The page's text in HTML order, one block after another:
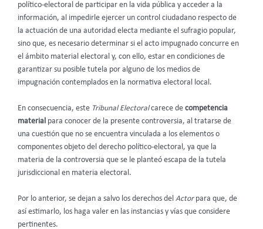
político-electoral de participar en la vida pública y acceder a la
información, al impedirle ejercer un control ciudadano respecto de
la actuación de una autoridad electa mediante el sufragio popular,
sino que, es necesario determinar si el acto impugnado concurre en
el ámbito material electoral y, con ello, estar en condiciones de
garantizar su posible tutela por alguno de los medios de
impugnación contemplados en la normativa electoral local.
En consecuencia, este Tribunal Electoralcarece de competencia
material para conocer de la presente controversia, al tratarse de
una cuestión que no se encuentra vinculada a los elementos o
componentes objeto del derecho político-electoral, ya que la
materia de la controversia que se le planteó escapa de la tutela
jurisdiccional en materia electoral.
Por lo anterior, se dejan a salvo los derechos del Actor para que, de
así estimarlo, los haga valer en las instancias y vías que considere
pertinentes.